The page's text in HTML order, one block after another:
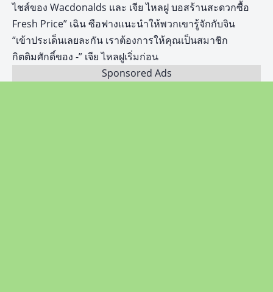
ไชส์ของ Wacdonalds และ เจีย ไหลฝู บอสร้านสะดวกซื้อ
Fresh Price” เฉิน ซือฟางแนะนำให้พวกเขารู้จักกับจิน
“เข้าประเด็นเลยละกัน เราต้องการให้คุณเป็นสมาชิก
กิตติมศักดิ์ของ -” เจีย ไหลฝูเริ่มก่อน
Sponsored Ads